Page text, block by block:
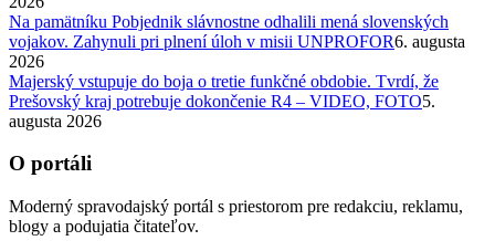
Na pamätníku Pobjednik slávnostne odhalili mená slovenských
vojakov. Zahynuli pri plnení úloh v misii UNPROFOR6. augusta
2026
Majerský vstupuje do boja o tretie funkčné obdobie. Tvrdí, že
Prešovský kraj potrebuje dokončenie R4 – VIDEO, FOTO5.
augusta 2026
O portáli
Moderný spravodajský portál s priestorom pre redakciu, reklamu,
blogy a podujatia čitateľov.